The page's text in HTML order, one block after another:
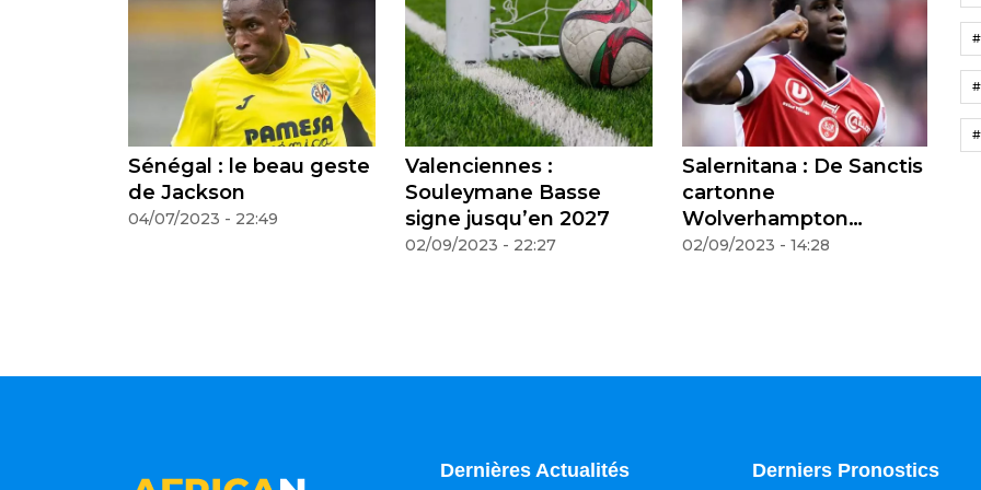
Sénégal : le beau geste
de Jackson
04/07/2023 - 22:49
Valenciennes :
Souleymane Basse
signe jusqu’en 2027
02/09/2023 - 22:27
Salernitana : De Sanctis
cartonne
Wolverhampton
concernant Boulaye Dia
02/09/2023 - 14:28
Dernières Actualités Derniers Pronostics